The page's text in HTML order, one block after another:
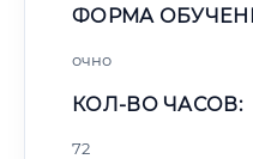
ФОРМА
очно
КОЛ-ВО ЧАСОВ:
72